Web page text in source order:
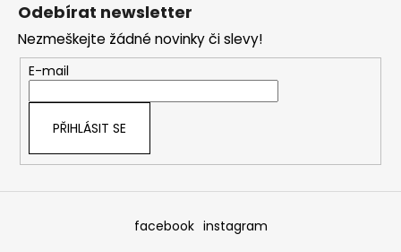
Odebírat newsletter
Nezmeškejte žádné novinky či slevy!
E-mail
PŘIHLÁSIT SE
facebook instagram